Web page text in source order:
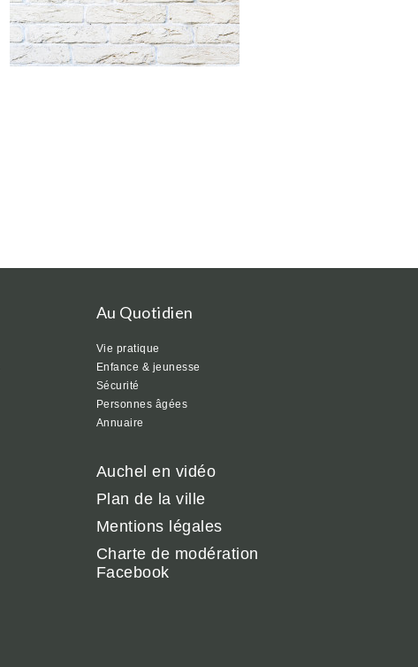
Au Quotidien
Vie pratique
Enfance & jeunesse
Sécurité
Personnes âgées
Annuaire
Auchel en vidéo
Plan de la ville
Mentions légales
Charte de modération
Facebook